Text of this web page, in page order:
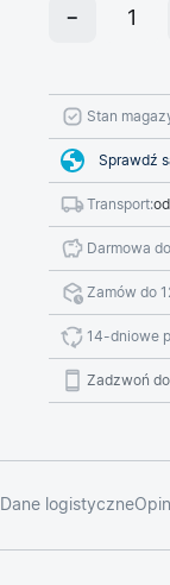
Stan
Sprawdź
Transport:
Darmowa
Zamów do
14-dniowe
Zadzwoń
Dane logistyczne